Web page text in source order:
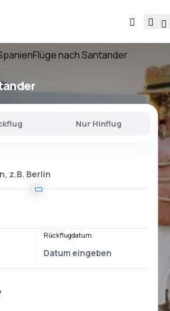
Flüge nach Santander
Nur Hinflug
Rückflugdatum